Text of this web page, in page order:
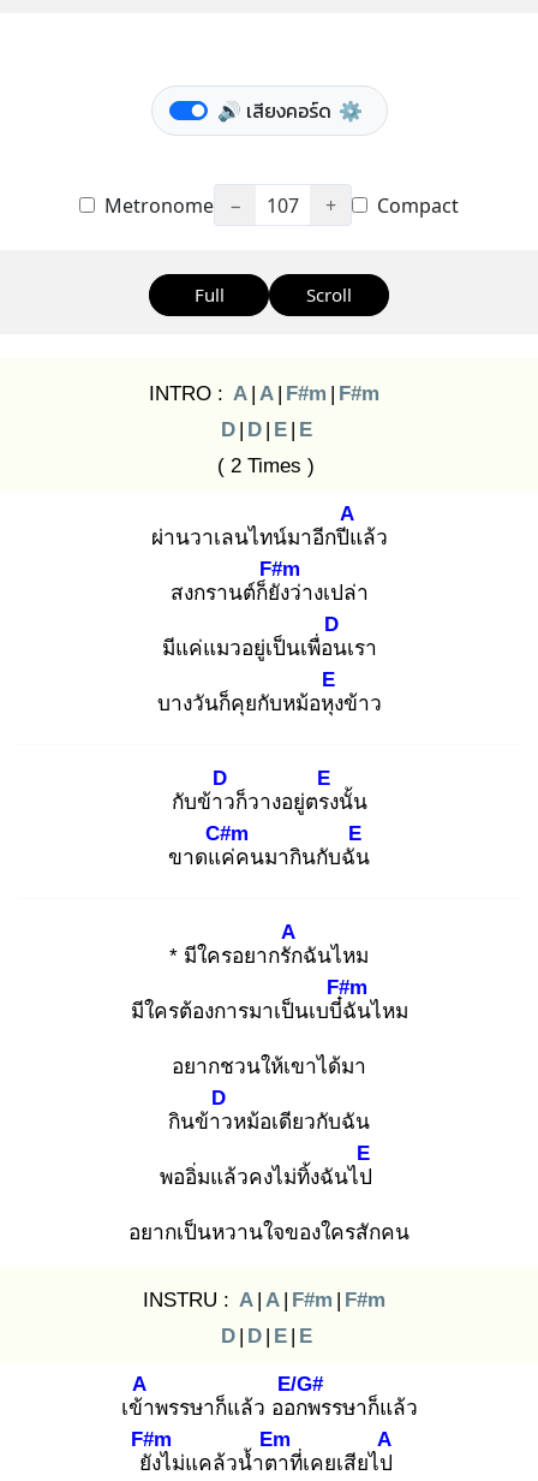
🔊 เสียงคอร์ด ⚙️
Metronome − 107 + Compact
Full Scroll
INTRO : A | A | F#m | F#m
D | D | E | E
( 2 Times )
ผ่านวาเลนไทน์มาอีกปีแ
A
ล้ว
สงกรานต์ก็ยัง
F#m
ว่างเปล่า
มีแค่แมวอยู่เป็นเพื่อน
D
เรา
บางวันก็คุยกับหม้อหุง
E
ข้าว
กับข้าว
D
ก็วางอยู่ตรง
E
นั้น
ขาดแค่
C#m
คนมากินกับฉัน
E
* มีใครอยากรัก
A
ฉันไหม
มีใครต้องการมาเป็นเบบี๋ฉั
F#m
นไหม
อยากชวนให้เขาได้มา
กินข้าว
D
หม้อเดียวกับฉัน
พออิ่มแล้วคงไม่ทิ้งฉันไป
E
อยากเป็นหวานใจของใครสักคน
INSTRU : A | A | F#m | F#m
D | D | E | E
เข้า
A
พรรษาก็แล้ว ออก
E/G#
พรรษาก็แล้ว
ยัง
F#m
ไม่แคล้วน้ำตา
Em
ที่เคยเสียไป
A